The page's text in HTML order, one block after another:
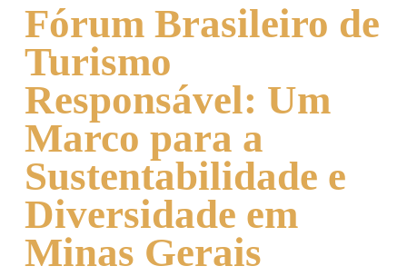
Fórum Brasileiro de
Turismo
Responsável: Um
Marco para a
Sustentabilidade e
Diversidade em
Minas Gerais